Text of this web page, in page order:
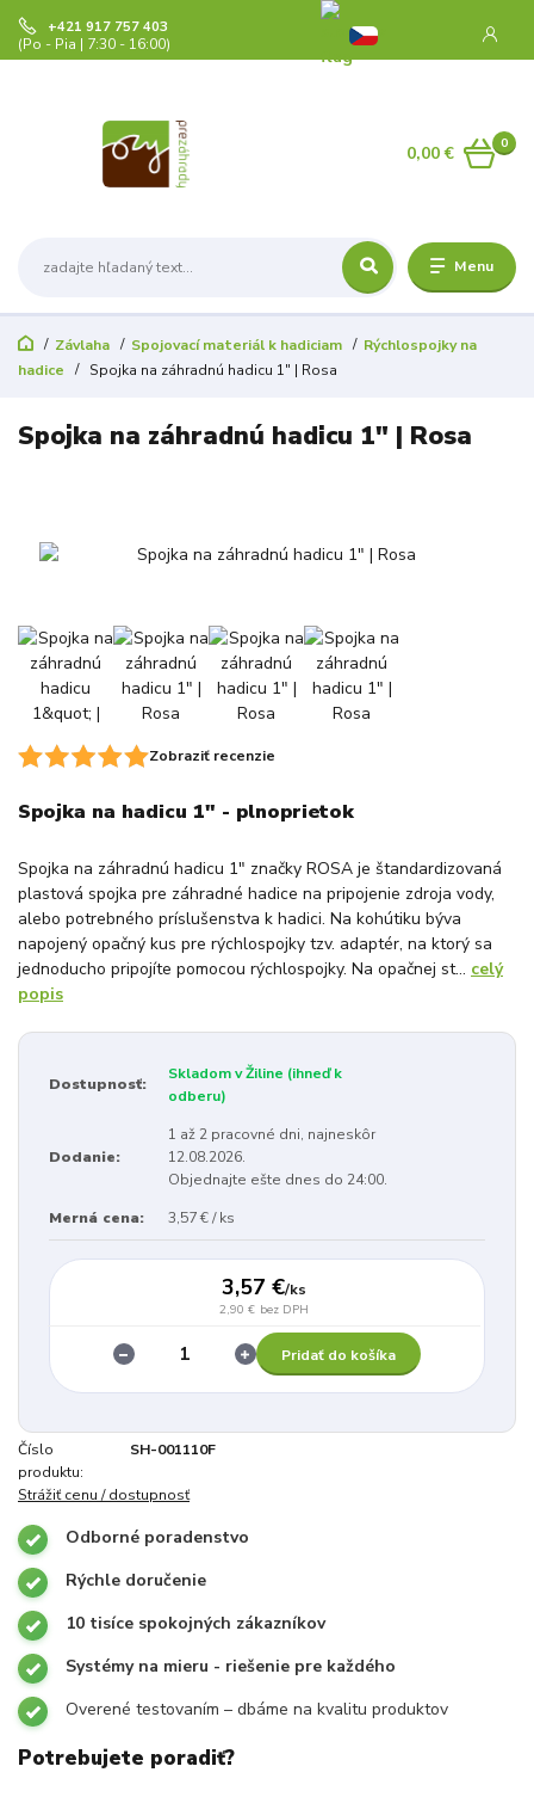
Menu
+421 917 757 403
(Po - Pia | 7:30 - 16:00)
0
0,00 €
Závlaha Spojovací materiál k hadiciam
Rýchlospojky na
hadice
Spojka na záhradnú hadicu 1" | Rosa
Spojka na záhradnú hadicu 1" | Rosa
Zobraziť recenzie
Spojka na hadicu 1" - plnoprietok
Spojka na záhradnú hadicu 1" značky ROSA je štandardizovaná
plastová spojka pre záhradné hadice na pripojenie zdroja vody,
alebo potrebného príslušenstva k hadici. Na kohútiku býva
napojený opačný kus pre rýchlospojky tzv. adaptér, na ktorý sa
jednoducho pripojíte pomocou rýchlospojky. Na opačnej st... celý
popis
Dostupnosť:
Skladom v Žiline (ihneď k
odberu)
Dodanie:
1 až 2 pracovné dni, najneskôr
12.08.2026.
Objednajte ešte dnes do 24:00.
Merná cena: 3,57 € / ks
3,57 €/ks
2,90 € bez DPH
Pridať do košíka
Číslo
produktu:
SH-001110F
Strážiť cenu / dostupnosť
Odborné poradenstvo
Rýchle doručenie
10 tisíce spokojných zákazníkov
Systémy na mieru - riešenie pre každého
Overené testovaním – dbáme na kvalitu produktov
Potrebujete poradiť?